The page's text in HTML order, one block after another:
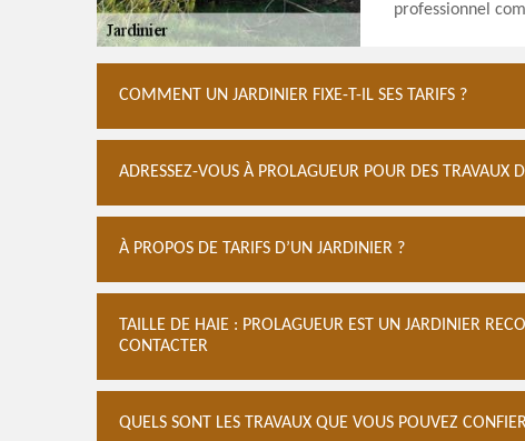
professionnel
COMMENT UN JARDINIER FIXE-T-IL SES TARIFS ?
ADRESSEZ-VOUS À PROLAGUEUR POUR DES TRAVAUX
À PROPOS DE TARIFS D’UN JARDINIER ?
TAILLE DE HAIE : PROLAGUEUR EST UN JARDINIER
CONTACTER
QUELS SONT LES TRAVAUX QUE VOUS POUVEZ